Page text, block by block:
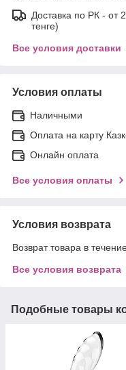
Доставка по РК - от
тенге)
Все условия доставки
Условия оплаты
Наличными
Оплата на карту
Онлайн оплата
Все условия оплаты
Условия возврата
Возврат товара в
Все условия возврата
Подобные товары